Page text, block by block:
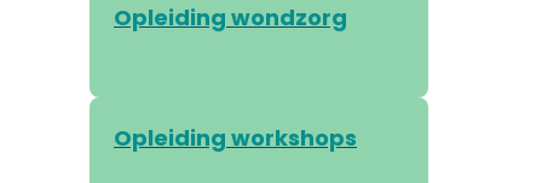
Opleiding wondzorg
Opleiding workshops